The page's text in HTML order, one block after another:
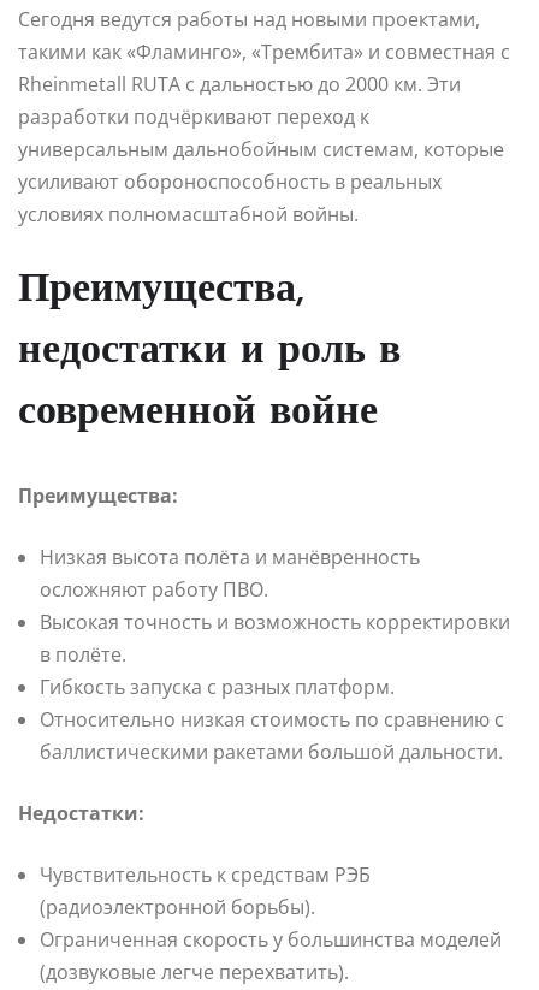
Сегодня ведутся работы над новыми проектами,
такими как «Фламинго», «Трембита» и совместная с
Rheinmetall RUTA с дальностью до 2000 км. Эти
разработки подчёркивают переход к
универсальным дальнобойным системам, которые
усиливают обороноспособность в реальных
условиях полномасштабной войны.
Преимущества,
недостатки и роль в
современной войне
Преимущества:
Низкая высота полёта и манёвренность
осложняют работу ПВО.
Высокая точность и возможность корректировки
в полёте.
Гибкость запуска с разных платформ.
Относительно низкая стоимость по сравнению с
баллистическими ракетами большой дальности.
Недостатки:
Чувствительность к средствам РЭБ
(радиоэлектронной борьбы).
Ограниченная скорость у большинства моделей
(дозвуковые легче перехватить).